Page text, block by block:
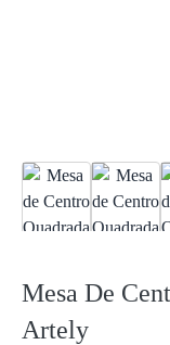
Mesa De
Artely